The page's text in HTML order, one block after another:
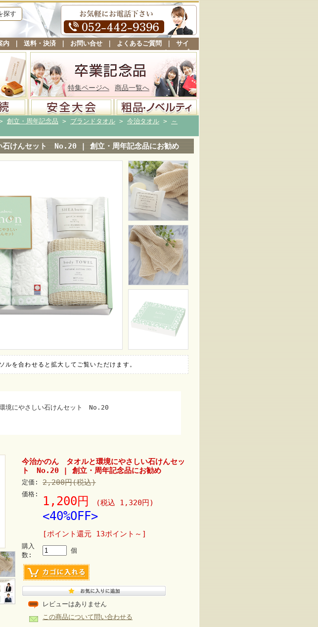
探す
内 送料・決済 お問い合せ よくあるご質問
サイ
トマップ
特集ページへ 商品一覧へ
創立・周年記念品 > ブランドタオル > 今治タオル >
～
石けんセット No.20 | 創立・周年記念品にお勧め
を合わせると拡大してご覧いただけます。
境にやさしい石けんセット No.20
今治かのん タオルと環境にやさしい石けんセッ
ト No.20 | 創立・周年記念品にお勧め
定価: 2,200円(税込)
価格:
1,200円 (税込 1,320円)
<40%OFF>
[ポイント還元 13ポイント～]
購入
数:
個
レビューはありません
この商品について問い合わせる